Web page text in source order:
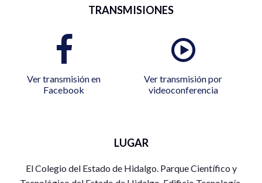
TRANSMISIONES
Ver transmisión en
Facebook
Ver transmisión por
videoconferencia
LUGAR
El Colegio del Estado de Hidalgo. Parque Científico y